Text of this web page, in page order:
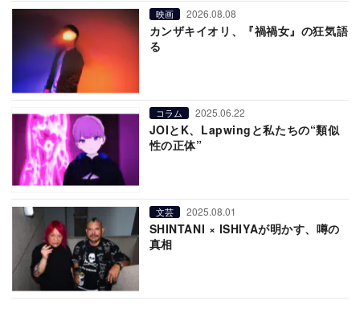
映画 2026.08.08
カンザキイオリ、『禍禍女』の狂気語
る
コラム 2025.06.22
JOIとK、Lapwingと私たちの“類似
性の正体”
文芸 2025.08.01
SHINTANI × ISHIYAが明かす、噂の
真相